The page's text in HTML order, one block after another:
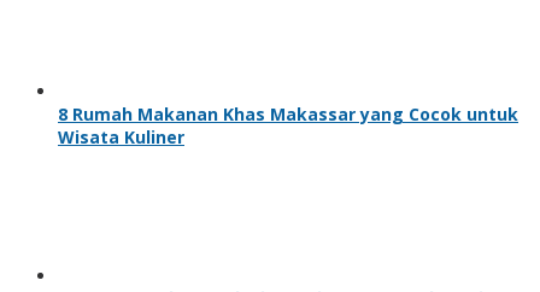
8 Rumah Makanan Khas Makassar yang Cocok untuk
Wisata Kuliner